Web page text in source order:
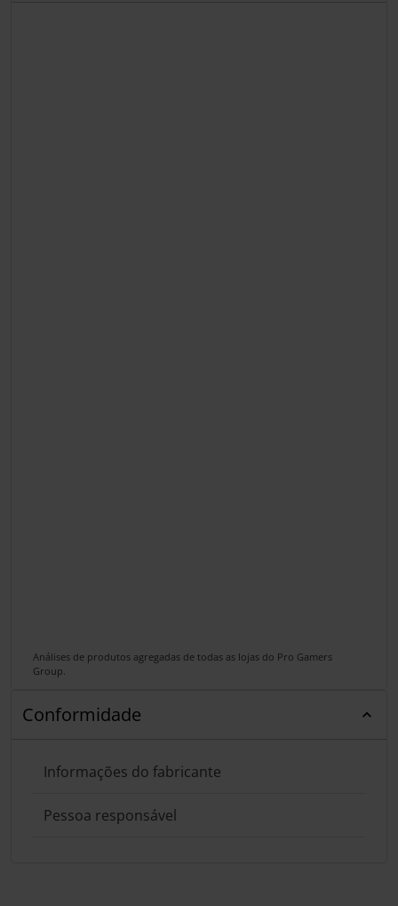
Análises de produtos agregadas de todas as lojas do Pro Gamers
Group.
Conformidade
Informações do fabricante
Pessoa responsável